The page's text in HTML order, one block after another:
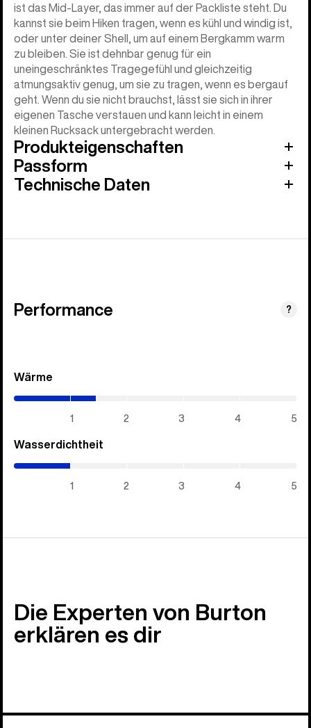
ist das Mid-Layer, das immer auf der Packliste steht. Du
kannst sie beim Hiken tragen, wenn es kühl und windig ist,
oder unter deiner Shell, um auf einem Bergkamm warm
zu bleiben. Sie ist dehnbar genug für ein
uneingeschränktes Tragegefühl und gleichzeitig
atmungsaktiv genug, um sie zu tragen, wenn es bergauf
geht. Wenn du sie nicht brauchst, lässt sie sich in ihrer
eigenen Tasche verstauen und kann leicht in einem
kleinen Rucksack untergebracht werden.
Produkteigenschaften
Passform
Technische Daten
Performance ?
Wärme
1 2 3 4 5
Wasserdichtheit
1 2 3 4 5
Die Experten von Burton
erklären es dir